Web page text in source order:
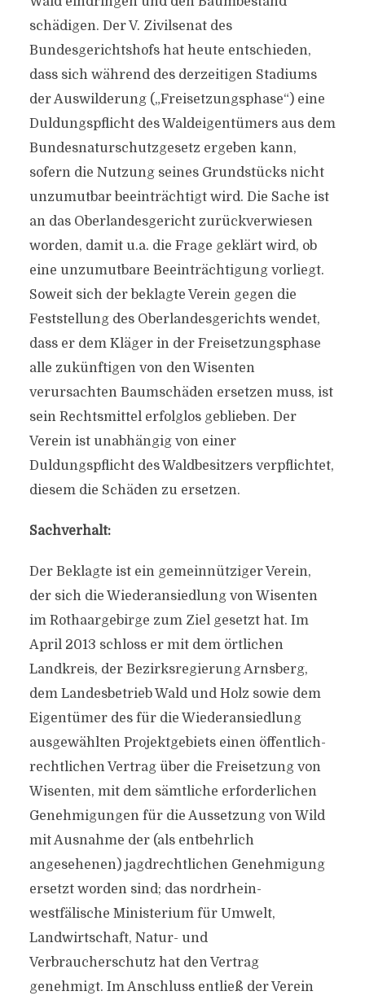
schädigen. Der V. Zivilsenat des
Bundesgerichtshofs hat heute entschieden,
dass sich während des derzeitigen Stadiums
der Auswilderung („Freisetzungsphase“) eine
Duldungspflicht des Waldeigentümers aus dem
Bundesnaturschutzgesetz ergeben kann,
sofern die Nutzung seines Grundstücks nicht
unzumutbar beeinträchtigt wird. Die Sache ist
an das Oberlandesgericht zurückverwiesen
worden, damit u.a. die Frage geklärt wird, ob
eine unzumutbare Beeinträchtigung vorliegt.
Soweit sich der beklagte Verein gegen die
Feststellung des Oberlandesgerichts wendet,
dass er dem Kläger in der Freisetzungsphase
alle zukünftigen von den Wisenten
verursachten Baumschäden ersetzen muss, ist
sein Rechtsmittel erfolglos geblieben. Der
Verein ist unabhängig von einer
Duldungspflicht des Waldbesitzers verpflichtet,
diesem die Schäden zu ersetzen.
Sachverhalt:
Der Beklagte ist ein gemeinnütziger Verein,
der sich die Wiederansiedlung von Wisenten
im Rothaargebirge zum Ziel gesetzt hat. Im
April 2013 schloss er mit dem örtlichen
Landkreis, der Bezirksregierung Arnsberg,
dem Landesbetrieb Wald und Holz sowie dem
Eigentümer des für die Wiederansiedlung
ausgewählten Projektgebiets einen öffentlich-
rechtlichen Vertrag über die Freisetzung von
Wisenten, mit dem sämtliche erforderlichen
Genehmigungen für die Aussetzung von Wild
mit Ausnahme der (als entbehrlich
angesehenen) jagdrechtlichen Genehmigung
ersetzt worden sind; das nordrhein-
westfälische Ministerium für Umwelt,
Landwirtschaft, Natur- und
Verbraucherschutz hat den Vertrag
genehmigt. Im Anschluss entließ der Verein